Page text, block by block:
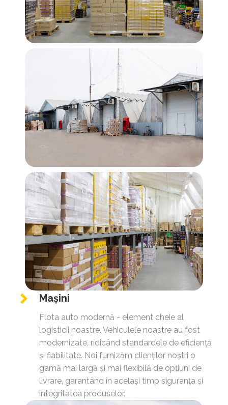
Mașini
Flota auto modernă - element cheie al
logisticii noastre. Vehiculele noastre au fost
modernizate, ridicând standardele de eficiență
și fiabilitate. Noi furnizăm clienților noștri o
gamă mai largă și mai flexibilă de opțiuni de
livrare, garantând în același timp siguranța și
integritatea produselor.